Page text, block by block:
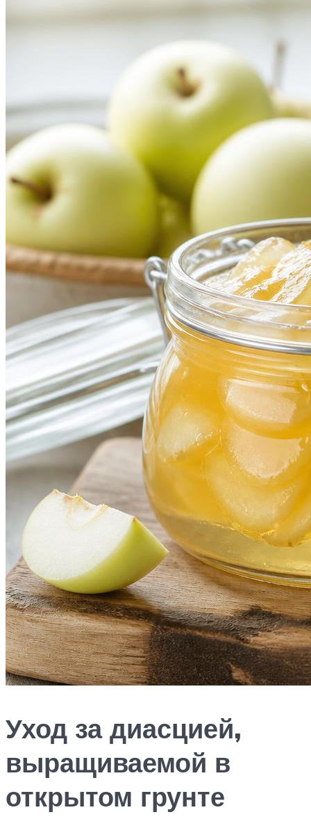
Уход за диасцией,
выращиваемой в
открытом грунте